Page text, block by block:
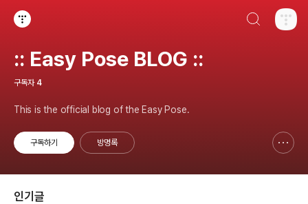
:: Easy Pose BLOG ::
구독자 4
This is the official blog of the Easy Pose.
구독하기 방명록
인기글